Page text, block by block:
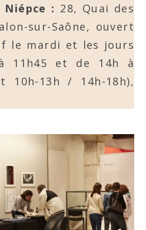
Niépce : 28, Quai des
sur-Saône, ouvert
le mardi et les jours
11h45 et de 14h à
10h-13h / 14h-18h),